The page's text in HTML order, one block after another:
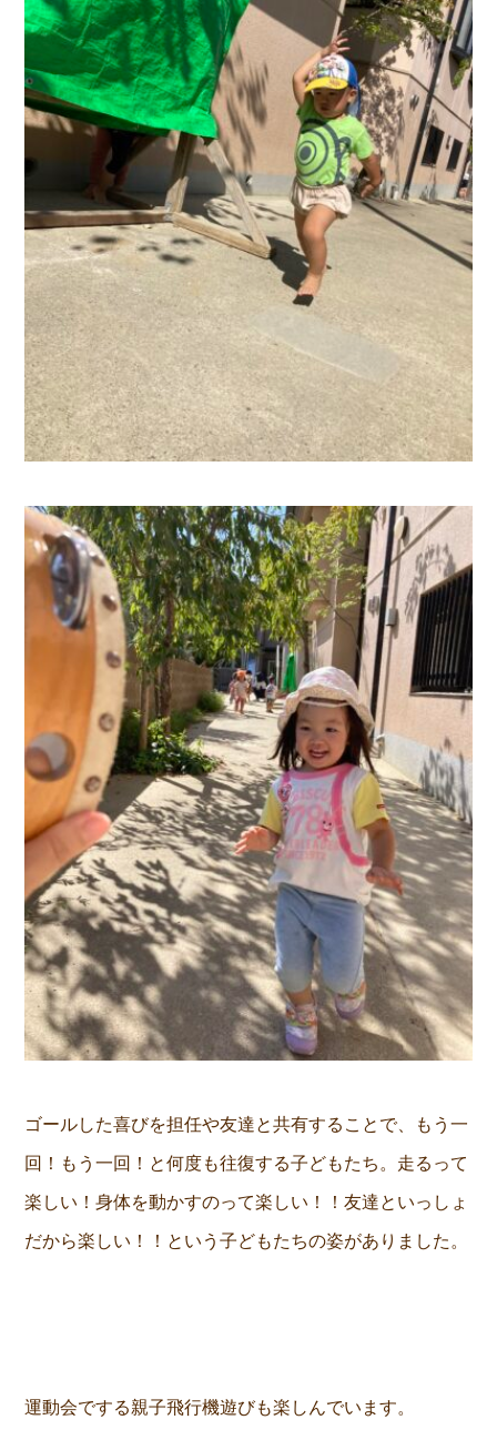
ゴールした喜びを担任や友達と共有することで、もう一
回！もう一回！と何度も往復する子どもたち。走るって
楽しい！身体を動かすのって楽しい！！友達といっしょ
だから楽しい！！という子どもたちの姿がありました。
運動会でする親子飛行機遊びも楽しんでいます。